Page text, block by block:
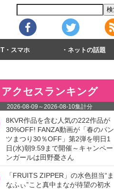
IT・スマホ ネットの話題
アクセスランキング
2026-08-09 ～2026-08-10集計分
8KVR作品を含む人気の222作品が
30%OFF! FANZA動画が「春のパン
ツまつり30％OFF」第2弾を明日1
日(水)朝9:59まで開催～キャンペー
ンガールは田野憂さん
「FRUITS ZIPPER」の水色担当“ま
なふぃ”こと真中まなが待望の初水